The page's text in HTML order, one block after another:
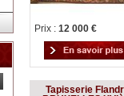
Prix : 12 000 €
Tapisserie